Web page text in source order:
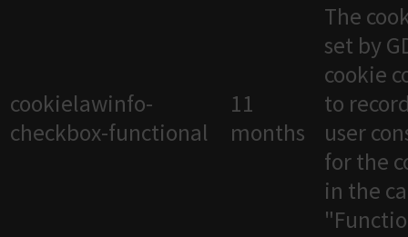
cookielawinfo-
checkbox-functional
11
months
The
set by
cookie
to
user
for the
in the